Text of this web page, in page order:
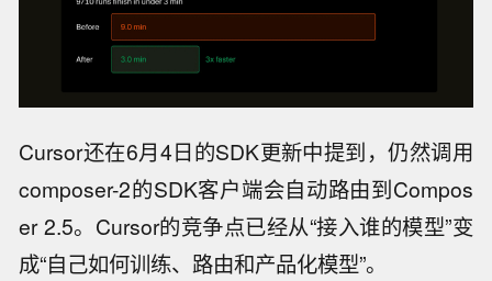
Cursor还在6月4日的SDK更新中提到，仍然调用
composer-2的SDK客户端会自动路由到Compos
er 2.5。Cursor的竞争点已经从“接入谁的模型”变
成“自己如何训练、路由和产品化模型”。